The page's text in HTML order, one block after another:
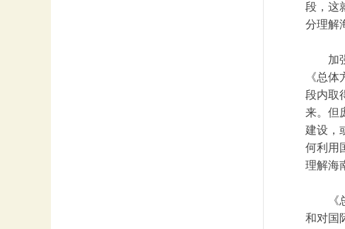
段，这
分理解
加
《总
段内取
来。但
建设，
何利用
理解海
和对国